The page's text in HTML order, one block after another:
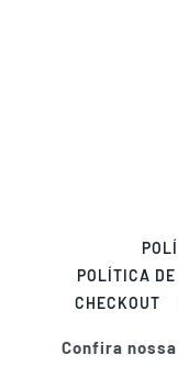
POLÍTICA
CHECKOUT
Confira